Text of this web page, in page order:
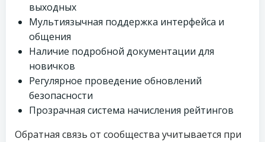
выходных
Мультиязычная поддержка интерфейса и
общения
Наличие подробной документации для
новичков
Регулярное проведение обновлений
безопасности
Прозрачная система начисления рейтингов
Обратная связь от сообщества учитывается при